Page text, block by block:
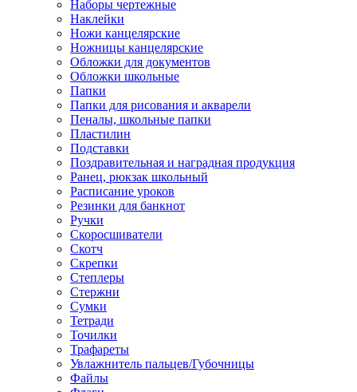
Наборы чертежные
Наклейки
Ножи канцелярские
Ножницы канцелярские
Обложки для документов
Обложки школьные
Папки
Папки для рисования и акварели
Пеналы, школьные папки
Пластилин
Подставки
Поздравительная и наградная продукция
Ранец, рюкзак школьный
Расписание уроков
Резинки для банкнот
Ручки
Скоросшиватели
Скотч
Скрепки
Степлеры
Стержни
Сумки
Тетради
Точилки
Трафареты
Увлажнитель пальцев/Губочницы
Файлы